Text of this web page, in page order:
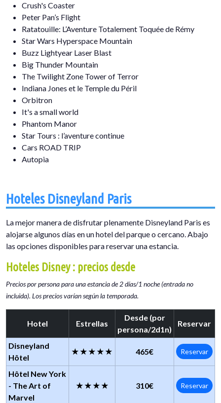
Crush's Coaster
Peter Pan’s Flight
Ratatouille: L’Aventure Totalement Toquée de Rémy
Star Wars Hyperspace Mountain
Buzz Lightyear Laser Blast
Big Thunder Mountain
The Twilight Zone Tower of Terror
Indiana Jones et le Temple du Péril​
Orbitron
It's a small world
Phantom Manor
Star Tours : l’aventure continue
Cars ROAD TRIP
Autopia
Hoteles Disneyland Paris
La mejor manera de disfrutar plenamente Disneyland Paris es
alojarse algunos días en un hotel del parque o cercano. Abajo
las opciones disponibles para reservar una estancia.
Hoteles Disney : precios desde
Precios por persona para una estancia de 2 días/1 noche (entrada no
incluida). Los precios varían según la temporada.
Hotel Estrellas
Desde (por
persona/2d1n)
Reservar
Disneyland
Hôtel
★★★★★ 465€ Reservar
Hôtel New York
- The Art of
Marvel
★★★★ 310€ Reservar